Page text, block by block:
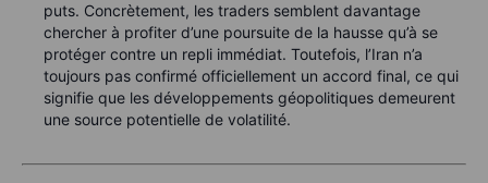
puts. Concrètement, les traders semblent davantage
chercher à profiter d’une poursuite de la hausse qu’à se
protéger contre un repli immédiat. Toutefois, l’Iran n’a
toujours pas confirmé officiellement un accord final, ce qui
signifie que les développements géopolitiques demeurent
une source potentielle de volatilité.